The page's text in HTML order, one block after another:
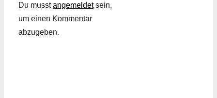
Du musstangemeldetsein,
um einen Kommentar
abzugeben.